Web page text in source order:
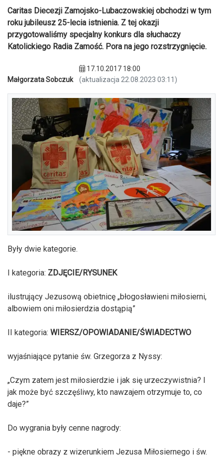
Caritas Diecezji Zamojsko-Lubaczowskiej obchodzi w tym
roku jubileusz 25-lecia istnienia. Z tej okazji
przygotowaliśmy specjalny konkurs dla słuchaczy
Katolickiego Radia Zamość. Pora na jego rozstrzygnięcie.
Małgorzata Sobczuk
17.10.2017 18:00
(aktualizacja 22.08.2023 03:11)
Były dwie kategorie.
I kategoria: ZDJĘCIE/RYSUNEK
ilustrujący Jezusową obietnicę „błogosławieni miłosierni,
albowiem oni miłosierdzia dostąpią”
II kategoria: WIERSZ/OPOWIADANIE/ŚWIADECTWO
wyjaśniające pytanie św. Grzegorza z Nyssy:
„Czym zatem jest miłosierdzie i jak się urzeczywistnia? I
jak może być szczęśliwy, kto nawzajem otrzymuje to, co
daje?”
Do wygrania były cenne nagrody:
- piękne obrazy z wizerunkiem Jezusa Miłosiernego i św.